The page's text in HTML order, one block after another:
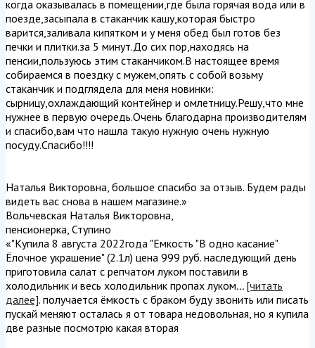
когда оказывалась в помещении,где была горячая вода или в
поезде,засыпала в стаканчик кашу,которая быстро
варится,заливала кипятком и у меня обед был готов без
печки и плитки.за 5 минут.До сих пор,находясь на
пенсии,пользуюсь этим стаканчиком.В настоящее время
собираемся в поездку с мужем,опять с собой возьму
стаканчик и подглядела для меня новинки:
сырницу,охлаждающий контейнер и омлетницу.Решу,что мне
нужнее в первую очередь.Очень благодарна производителям
и спасибо,вам что нашла такую нужную очень нужную
посуду.Спасибо!!!!
Наталья Викторовна, большое спасибо за отзыв. Будем рады
видеть вас снова в нашем магазине.»
Вольчевская Наталья Викторовна,
пенсионерка, Ступино
«"Купила 8 августа 2022года "Емкость "В одно касание"
Ёлочное украшение" (2.1л) цена 999 руб. наследующий день
приготовила салат с репчатом луком поставили в
холодильник и весь холодильник пропах луком... [читать
далее]. получается ёмкость с браком буду звонить или писать
пускай меняют осталась я от товара недовольная, но я купила
две разные посмотрю какая вторая